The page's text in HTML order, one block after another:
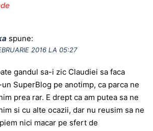
spune:
2016 LA 05:27
gandul sa-i zic Claudiei sa faca
SuperBlog pe anotimp, ca parca ne
prea rar. E drept ca am putea sa ne
si cu alte ocazii, dar nu reusim sa ne
nici macar pe sfert de